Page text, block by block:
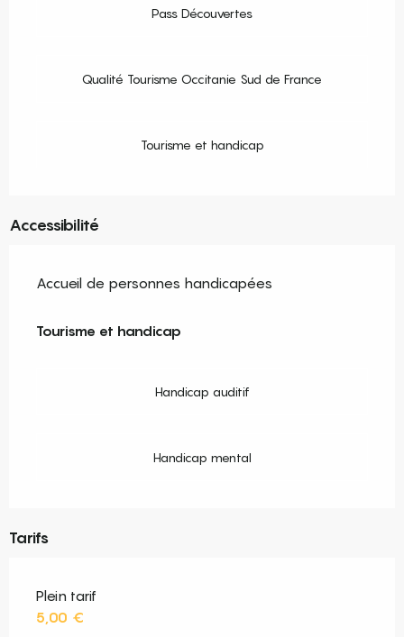
Pass Découvertes
Qualité Tourisme Occitanie Sud de France
Tourisme et handicap
Accessibilité
Accueil de personnes handicapées
Tourisme et handicap
Tourisme et handicap
Handicap auditif
Handicap mental
Tarifs
Plein tarif
5,00 €